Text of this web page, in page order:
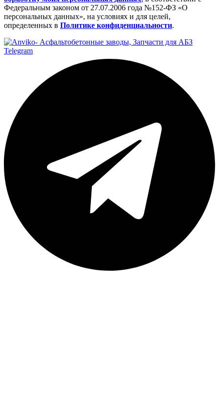
Федеральным законом от 27.07.2006 года №152-ФЗ «О
персональных данных», на условиях и для целей,
определенных в Политике конфиденциальности.
Telegram